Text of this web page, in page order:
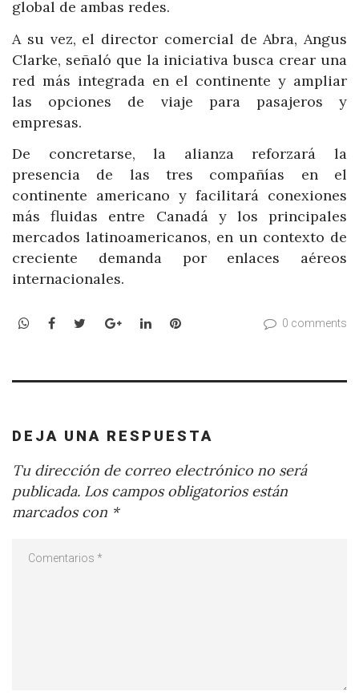
global de ambas redes.
A su vez, el director comercial de Abra, Angus
Clarke, señaló que la iniciativa busca crear una
red más integrada en el continente y ampliar
las opciones de viaje para pasajeros y
empresas.
De concretarse, la alianza reforzará la
presencia de las tres compañías en el
continente americano y facilitará conexiones
más fluidas entre Canadá y los principales
mercados latinoamericanos, en un contexto de
creciente demanda por enlaces aéreos
internacionales.
WhatsApp
Facebook
TwitterGoogle+LinkedInPinterest 0 comments
DEJA UNA RESPUESTA
Tu dirección de correo electrónico no será
publicada. Los campos obligatorios están
marcados con *